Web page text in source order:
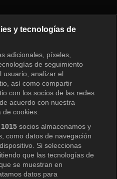
sesión
y tecnologías de
adicionales, píxeles,
de seguimiento
usuario, analizar el
así como compartir
con los socios de las redes
acuerdo con nuestra
cookies.
1015 socios almacenamos y
como datos de navegación
Si seleccionas
que las tecnologías de
se muestran en
datos para